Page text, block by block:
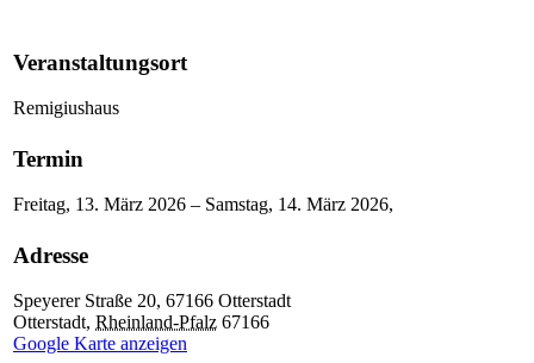
Veranstaltungsort
Remigiushaus
Termin
Freitag, 13. März 2026 – Samstag, 14. März 2026,
Adresse
Speyerer Straße 20, 67166 Otterstadt
Otterstadt, Rheinland-Pfalz 67166
Google Karte anzeigen